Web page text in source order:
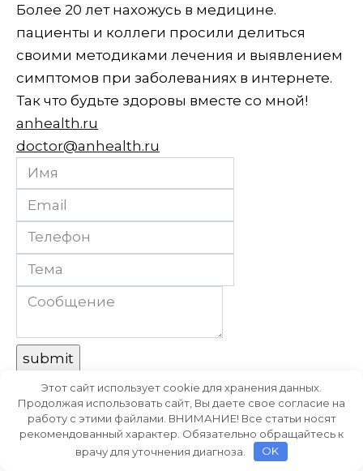
Более 20 лет нахожусь в медицине.
пациенты и коллеги просили делиться
своими методиками лечения и выявлением
симптомов при заболеваниях в интернете.
Так что будьте здоровы вместе со мной!
anhealth.ru
doctor@anhealth.ru
Оцените статью
Этот сайт использует cookie для хранения данных.
Продолжая использовать сайт, Вы даете свое согласие на
работу с этими файлами. ВНИМАНИЕ! Все статьи носят
рекомендованный характер. Обязательно обращайтесь к
врачу для уточнения диагноза.
OK